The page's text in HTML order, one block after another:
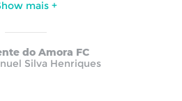
também com todos os
acessíveis a olho nu, o
se com muito agrado,
mais +
do Amora FC
Silva Henriques